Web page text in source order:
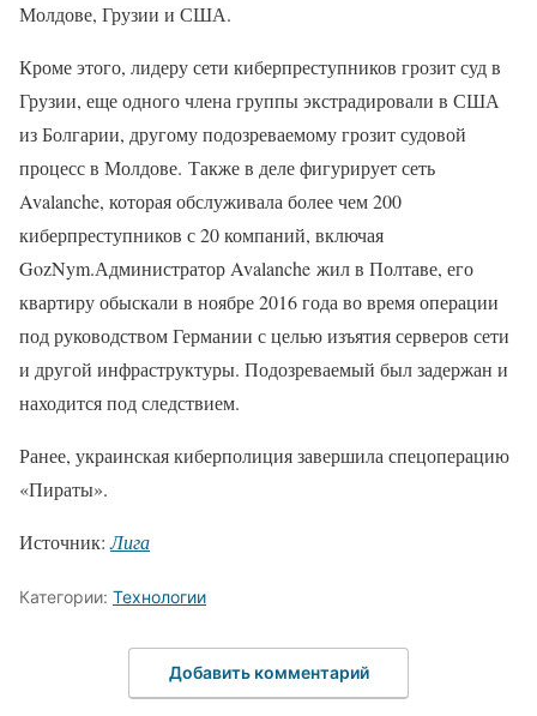
Молдове, Грузии и США.
Кроме этого, лидеру сети киберпреступников грозит суд в
Грузии, еще одного члена группы экстрадировали в США
из Болгарии, другому подозреваемому грозит судовой
процесс в Молдове. Также в деле фигурирует сеть
Avalanche, которая обслуживала более чем 200
киберпреступников с 20 компаний, включая
GozNym.Администратор Avalanche жил в Полтаве, его
квартиру обыскали в ноябре 2016 года во время операции
под руководством Германии с целью изъятия серверов сети
и другой инфраструктуры. Подозреваемый был задержан и
находится под следствием.
Ранее, украинская киберполиция завершила спецоперацию
«Пираты».
Источник:Лига
Категории: Технологии
Добавить комментарий